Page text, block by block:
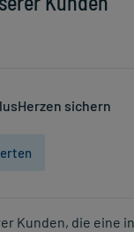
sichern
Kunden, die eine